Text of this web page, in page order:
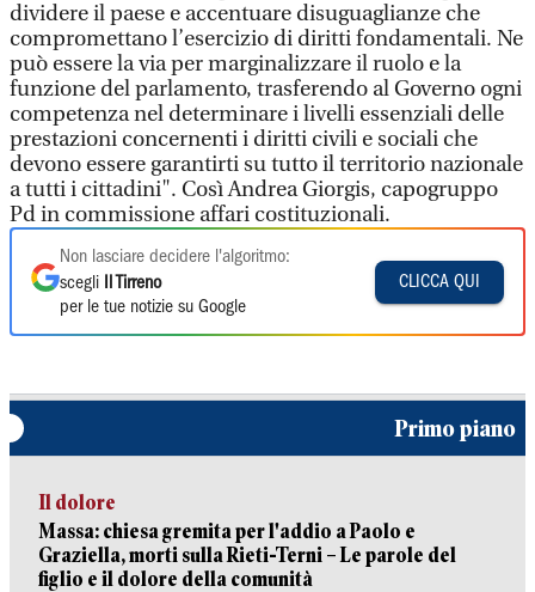
dividere il paese e accentuare disuguaglianze che
compromettano l’esercizio di diritti fondamentali. Ne
può essere la via per marginalizzare il ruolo e la
funzione del parlamento, trasferendo al Governo ogni
competenza nel determinare i livelli essenziali delle
prestazioni concernenti i diritti civili e sociali che
devono essere garantirti su tutto il territorio nazionale
a tutti i cittadini". Così Andrea Giorgis, capogruppo
Pd in commissione affari costituzionali.
Non lasciare decidere l'algoritmo:
scegli
Il Tirreno
per le tue notizie su Google
CLICCA QUI
Primo piano
Il dolore
Massa: chiesa gremita per l'addio a Paolo e
Graziella, morti sulla Rieti-Terni – Le parole del
figlio e il dolore della comunità